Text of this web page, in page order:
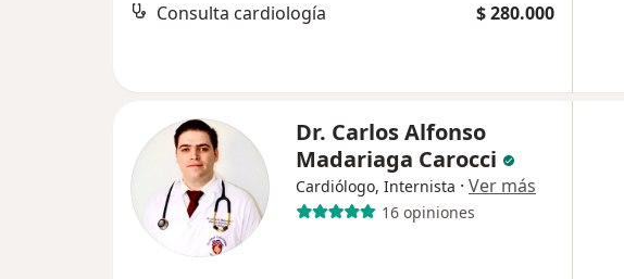
Consulta cardiología $ 280.000
Dr. Carlos Alfonso
Madariaga Carocci
Cardiólogo, Internista · Ver más
16 opiniones